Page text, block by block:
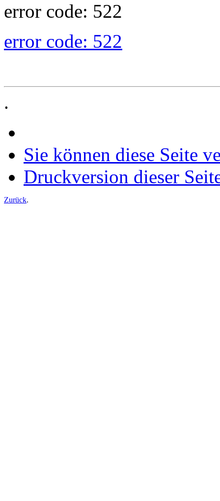
error code: 522
error code: 522
.
Sie können diese Seite
Druckversion dieser
Zurück.